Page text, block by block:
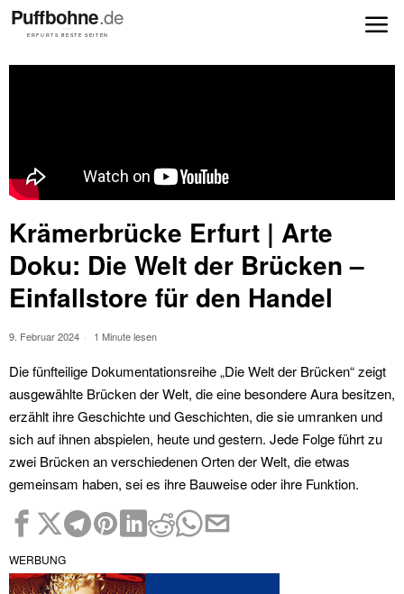
Krämerbrücke Erfurt | Arte
Doku: Die Welt der Brücken –
Einfallstore für den Handel
9. Februar 2024 1 Minute lesen
Die fünfteilige Dokumentationsreihe „Die Welt der Brücken“ zeigt
ausgewählte Brücken der Welt, die eine besondere Aura besitzen,
erzählt ihre Geschichte und Geschichten, die sie umranken und
sich auf ihnen abspielen, heute und gestern. Jede Folge führt zu
zwei Brücken an verschiedenen Orten der Welt, die etwas
gemeinsam haben, sei es ihre Bauweise oder ihre Funktion.
WERBUNG